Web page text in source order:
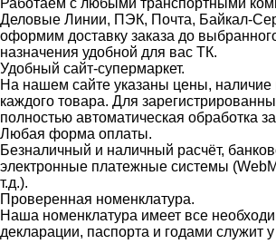
Деловые Линии, ПЭК, Почта, Байкал-
оформим доставку заказа до
назначения удобной для вас ТК.
Удобный сайт-супермаркет.
На нашем сайте указаны цены, наличие
каждого товара. Для
полностью автоматическая обработка
Любая форма оплаты.
Безналичный и наличный расчёт,
электронные платежные системы
т.д.).
Проверенная номенклатура.
Наша номенклатура имеет все
декларации, паспорта и годами служит